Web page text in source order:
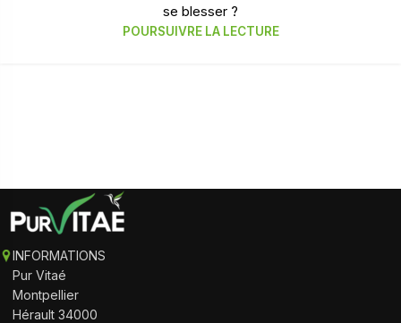
se blesser ?
POURSUIVRE LA LECTURE
INFORMATIONS
Pur Vitaé
Montpellier
Hérault 34000